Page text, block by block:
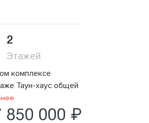
2
Этажей
комплексе
Таун-хаус общей
850 000 ₽